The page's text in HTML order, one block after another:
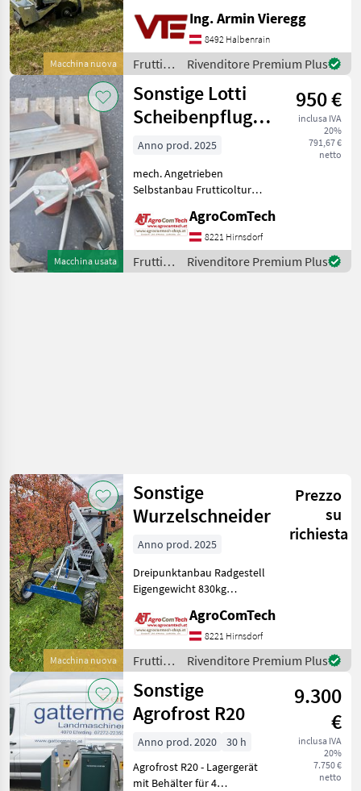
Macchina nuova
auf Wunsch geändert
werden. - mit Kat 2
Gerätedreieck - 2
doppelwirkende
Anschlüsse (Schwenken u
Ing. Armin Vieregg
8492 Halbenrain
Frutticoltura
/
Sonstige
Rivenditore Premium Plus
Macchina usata
Sonstige Lotti
Scheibenpflug
DR2 DX
950 €
inclusa IVA
20%
791,67 €
netto
Anno prod. 2025
mech. Angetrieben
Selbstanbau Frutticoltura
frutticolturaAgroComTech
8221 Hirnsdorf
Frutticoltura
/
Rivenditore Premium Plus
Macchina nuova
Sonstige
Wurzelschneider
Prezzo
su
richiesta
Anno prod. 2025
Dreipunktanbau Radgestell
Eigengewicht 830kg
Gewichte 200kg
Hydraulische
Breitenverstellung
Frutticoltura Altre
macchine per frutticoltura
AgroComTech
8221 Hirnsdorf
Frutticoltura
/
Sonstige
Rivenditore Premium Plus
Sonstige
Agrofrost R20
9.300
€
inclusa IVA
20%
7.750 €
netto
Anno prod. 2020
30 h
Agrofrost R20 - Lagergerät
mit Behälter für 4